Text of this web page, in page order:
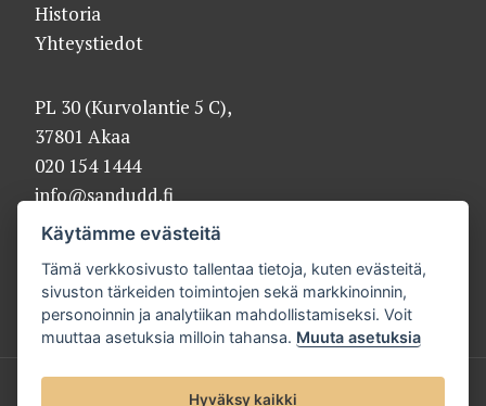
Historia
Yhteystiedot
PL 30 (Kurvolantie 5 C),
37801 Akaa
020 154 1444
info@sandudd.fi
Tietosuojaseloste
Käytämme evästeitä
Tämä verkkosivusto tallentaa tietoja, kuten evästeitä,
sivuston tärkeiden toimintojen sekä markkinoinnin,
personoinnin ja analytiikan mahdollistamiseksi. Voit
muuttaa asetuksia milloin tahansa. Muuta asetuksia
Hyväksy kaikki